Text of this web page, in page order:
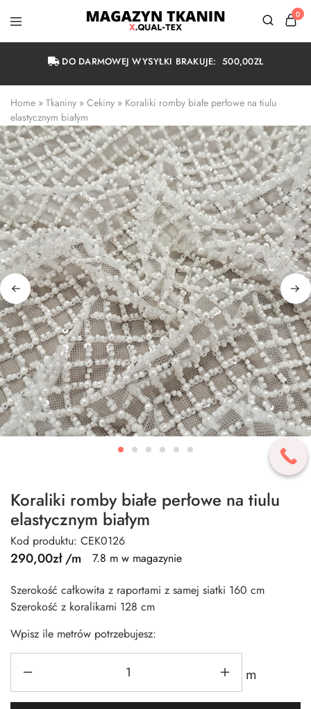
Magazyn
Warszawa
0
DO DARMOWEJ WYSYŁKI BRAKUJE:500,00ZŁ
Home » Tkaniny » Cekiny » Koraliki romby białe perłowe na tiulu
elastycznym białym
Koraliki romby białe perłowe na tiulu
elastycznym białym
Kod produktu: CEK0126
290,00zł/m
7.8 m w magazynie
Szerokość całkowita z raportami z samej siatki 160 cm
Szerokość z koralikami 128 cm
Wpisz ile metrów potrzebujesz:
m